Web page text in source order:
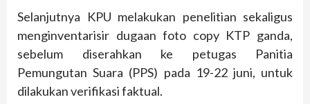
Selanjutnya KPU melakukan penelitian sekaligus
menginventarisir dugaan foto copy KTP ganda,
sebelum diserahkan ke petugas Panitia
Pemungutan Suara (PPS) pada 19-22 juni, untuk
dilakukan verifikasi faktual.